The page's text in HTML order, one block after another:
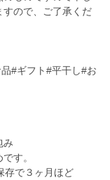
ので、ご了承くだ
#ギフト#平干し#お
み
す。
存で３ヶ月ほど